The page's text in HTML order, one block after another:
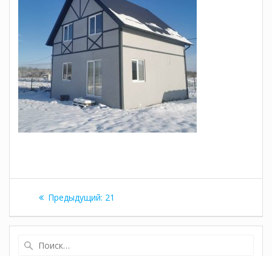
Навигация
по
записям
Предыдущий: Предыдущая
21